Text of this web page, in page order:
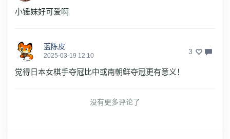
小锤妹好可爱啊
蓝陈皮
2025-03-19 12:10 3
觉得日本女棋手夺冠比中或南朝鲜夺冠更有意义！
没有更多评论了